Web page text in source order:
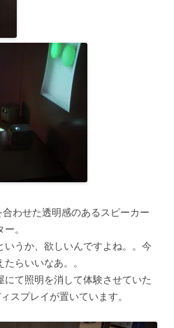
わせた透明感のあるスピーカー
。
うか、欲しいんですよね。。今
らいいなあ。。
て照明を消して体験させていた
スプレイが置いています。